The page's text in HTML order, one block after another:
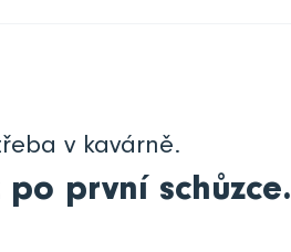
v kavárně.
první schůzce.